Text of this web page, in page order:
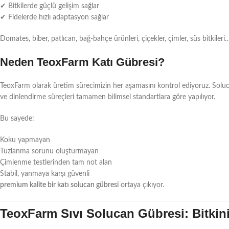
✔ Bitkilerde güçlü gelişim sağlar
✔ Fidelerde hızlı adaptasyon sağlar
Domates, biber, patlıcan, bağ-bahçe ürünleri, çiçekler, çimler, süs
Neden TeoxFarm Katı Gübresi?
TeoxFarm olarak üretim sürecimizin her aşamasını kontrol ediyoruz.
ve dinlendirme süreçleri tamamen bilimsel standartlara göre yapılıyor.
Bu sayede:
Koku yapmayan
Tuzlanma sorunu oluşturmayan
Çimlenme testlerinden tam not alan
Stabil, yanmaya karşı güvenli
premium kalite bir katı solucan gübresi ortaya çıkıyor.
TeoxFarm Sıvı Solucan Gübresi: